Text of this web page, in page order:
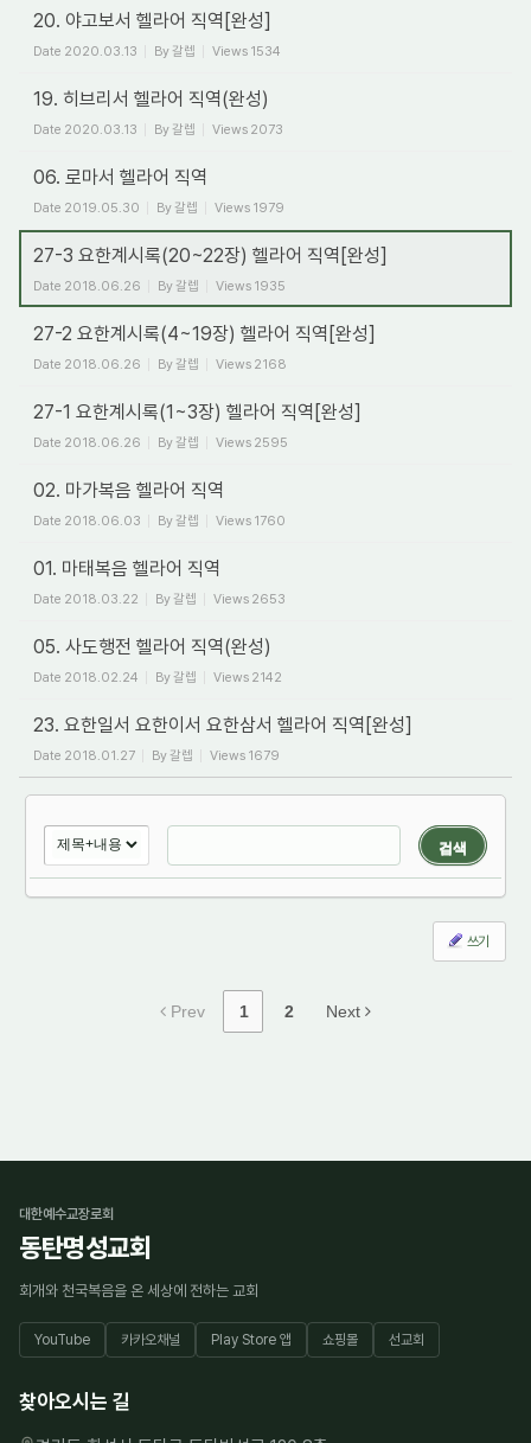
20. 야고보서 헬라어 직역[완성]
Date 2020.03.13 By갈렙 Views 1534
19. 히브리서 헬라어 직역(완성)
Date 2020.03.13 By갈렙 Views 2073
06. 로마서 헬라어 직역
Date 2019.05.30 By갈렙 Views 1979
27-3 요한계시록(20~22장) 헬라어 직역[완성]
Date 2018.06.26 By갈렙 Views 1935
27-2 요한계시록(4~19장) 헬라어 직역[완성]
Date 2018.06.26 By갈렙 Views 2168
27-1 요한계시록(1~3장) 헬라어 직역[완성]
Date 2018.06.26 By갈렙 Views 2595
02. 마가복음 헬라어 직역
Date 2018.06.03 By갈렙 Views 1760
01. 마태복음 헬라어 직역
Date 2018.03.22 By갈렙 Views 2653
05. 사도행전 헬라어 직역(완성)
Date 2018.02.24 By갈렙 Views 2142
23. 요한일서 요한이서 요한삼서 헬라어 직역[완성]
Date 2018.01.27 By갈렙 Views 1679
검색
쓰기
Prev 1 2 Next
대한예수교장로회
동탄명성교회
회개와 천국복음을 온 세상에 전하는 교회
YouTube 카카오채널 Play Store 앱 쇼핑몰 선교회
찾아오시는 길